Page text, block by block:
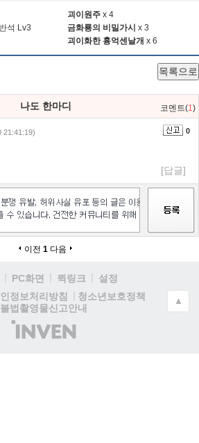
석 Lv3
괴이원주 x 4
금화룡의 비밀가시 x 3
괴이화한 흉억센날개 x 6
목록으로
나도 한마디 코멘트(1)
21:41:19) 0
[답글]
이전 1 다음
PC화면 퀵링크
설정
정보처리방침
청소년보호정책
불법촬영물신고안내
(주)
인
▲